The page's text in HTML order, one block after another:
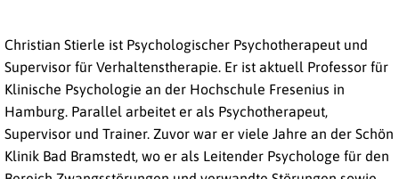
Christian Stierle ist Psychologischer Psychotherapeut und
Supervisor für Verhaltenstherapie. Er ist aktuell Professor für
Klinische Psychologie an der Hochschule Fresenius in
Hamburg. Parallel arbeitet er als Psychotherapeut,
Supervisor und Trainer. Zuvor war er viele Jahre an der Schön
Klinik Bad Bramstedt, wo er als Leitender Psychologe für den